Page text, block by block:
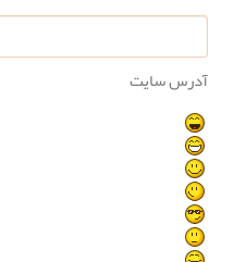
آدرس سایت